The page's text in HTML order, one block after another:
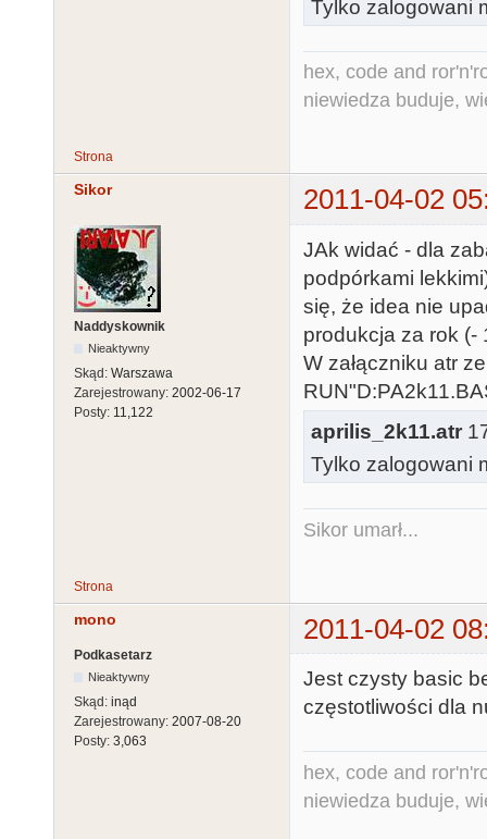
100 GOTO
1000 DATA
,120
0,215,241
Tylko zalogowani
hex, code and
niewiedza buduje,
Strona
Sikor 2011-04-02
Naddyskownik
Nieaktywny
Skąd: Warszawa
Zarejestrowany: 2002-06-17
Posty: 11,122
JAk widać - dla
podpórkami
się, że idea nie
produkcja za rok (-
W załączniku atr
aprilis_2k11.atr
Tylko zalogowani
Sikor umarł...
Strona
mono 2011-04-02
Podkasetarz
Nieaktywny
Skąd: inąd
Zarejestrowany: 2007-08-20
Posty: 3,063
Jest czysty basic
częstotliwości dla
hex, code and
niewiedza buduje,